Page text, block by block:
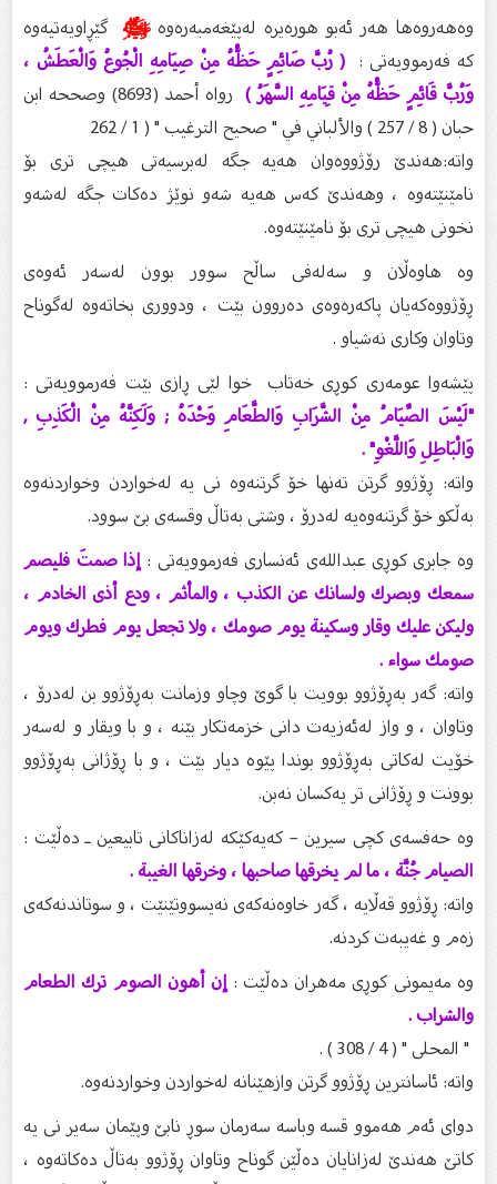
وەهەروەها هەر ئەبو هورەیرە لەپێغەمبەرەوەﷺگێڕاویەتیەوە
کە فەرموویەتی : ( رُبَّ صَائِمٍ حَظُّهُ مِنْ صِيَامِهِ الْجُوعُ وَالْعَطَشُ ،
وَرُبَّ قَائِمٍ حَظُّهُ مِنْ قِيَامِهِ السَّهَرُ )
رواه أحمد (8693) وصححه ابن
حبان ( 8 / 257 ) والألباني في " صحيح الترغيب " ( 1 / 262
واتە:هەندێ رۆژووەوان هەيە جگە لەبرسيەتى هيچى ترى بۆ
نامێنێتەوە ، وهەندێ کەس هەیە شەو نوێژ دەکات جگە لەشەو
نخونى هيچى ترى بۆ نامێنێتەوە.
وە هاوەڵان و سەلەفی ساڵح سوور بوون لەسەر ئەوەی
ڕۆژووەکەیان پاکەرەوەی دەروون بێت ، ودووری بخاتەوە لەگوناح
وتاوان وکاری نەشیاو .
پێشەوا عومەری کوڕی خەتاب خوا لێی ڕازی بێت فەرموویەتی :
"لَيْسَ الصِّيَامُ مِنْ الشَّرَابِ وَالطَّعَامِ وَحْدَهُ ; وَلَكِنَّهُ مِنْ الْكَذِبِ ,
وَالْبَاطِلِ وَاللَّغْوِ" .
واتە: ڕۆژوو گرتن تەنها خۆ گرتنەوە نی یە لەخواردن وخواردنەوە
بەڵکو خۆ گرتنەوەیە لەدرۆ ، وشتی بەتاڵ وقسەی بێ سوود.
وە جابری کوڕی عبداللەی ئەنساری فەرموویەتی :إذا صمتَ فليصم
سمعك وبصرك ولسانك عن الكذب ، والمأثم ، ودع أذى الخادم ،
وليكن عليك وقار وسكينة يوم صومك ، ولا تجعل يوم فطرك ويوم
صومك سواء .
واتە: گەر بەڕۆژوو بوویت با گوێ وچاو وزمانت بەڕۆژوو بن لەدرۆ ،
وتاوان ، و واز لەئەزیەت دانی خزمەتکار بێنە ، و با ویقار و لەسەر
خۆیت لەکاتی بەڕۆژوو بوندا پێوە دیار بێت ، و با ڕۆژانی بەڕۆژوو
بوونت و ڕۆژانی تر یەکسان نەبن.
وە حەفسەی کچی سيرين – کەیەکێکە لەزاناکانی تابیعین ـ دەڵێت :
الصيام جُنَّة ، ما لم يخرقها صاحبها ، وخرقها الغيبة .
واتە: ڕۆژوو قەڵایە ، گەر خاوەنەکەی نەیسووتێنێت ، و سوتاندنەکەی
زەم و غەیبەت کردنە.
وە مەیمونی کوڕی مەهران دەڵێت :إن أهون الصوم ترك الطعام
والشراب .
" المحلى " ( 4 / 308 ) .
واتە: ئاسانترین ڕۆژوو گرتن وازهێنانە لەخواردن وخواردنەوە.
دوای ئەم هەموو قسە وباسە سەرمان سوڕ نابێ وپێمان سەیر نی یە
کاتێ هەندێ لەزانایان دەڵێن گوناح وتاوان ڕۆژوو بەتاڵ دەکاتەوە ،